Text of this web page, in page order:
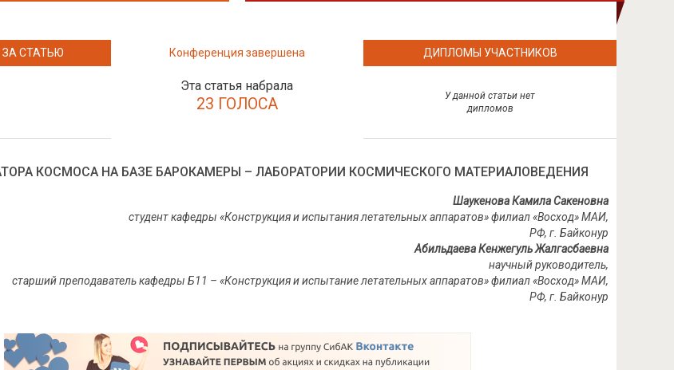
СТАТЬЮ Конференция завершена
Эта статья набрала
23 ГОЛОСА
ДИПЛОМЫ УЧАСТНИКОВ
У данной статьи нет
дипломов
КОСМОСА НА БАЗЕ БАРОКАМЕРЫ – ЛАБОРАТОРИИ КОСМИЧЕСКОГО МАТЕРИАЛОВЕДЕНИЯ
Шаукенова Камила Сакеновна
студент кафедры «Конструкция и испытания летательных аппаратов» филиал «Восход» МАИ,
РФ, г. Байконур
Абильдаева Кенжегуль Жалгасбаевна
научный руководитель,
старший преподаватель кафедры Б11 – «Конструкция и испытание летательных аппаратов» филиал «Восход» МАИ,
РФ, г. Байконур